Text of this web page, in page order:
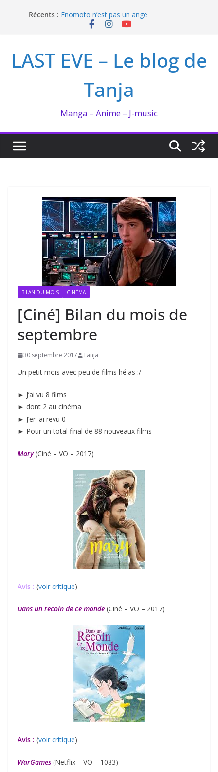
Récents : Enomoto n’est pas un ange
QUEEN BEE enflamme le Bataclan
I’m not in love de Zeniko Sumiya
LAST EVE – Le blog de
Tanja
Manga – Anime – J-music
BILAN DU MOIS CINÉMA
[Ciné] Bilan du mois de
septembre
30 septembre 2017 Tanja
Un petit mois avec peu de films hélas :/
► J’ai vu 8 films
► dont 2 au cinéma
► J’en ai revu 0
► Pour un total final de 88 nouveaux films
Mary(Ciné – VO – 2017)
Avis : (voir critique)
Dans un recoin de ce monde (Ciné – VO – 2017)
Avis : (voir critique)
WarGames (Netflix – VO – 1083)